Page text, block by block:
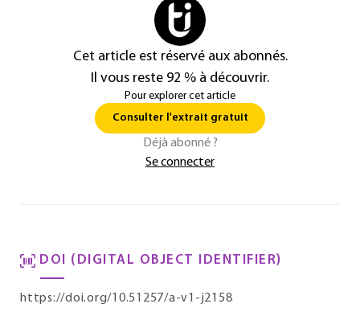
Cet article est réservé aux abonnés.
Il vous reste 92 % à découvrir.
Pour explorer cet article
Consulter l'extrait gratuit
Déjà abonné ?
Se connecter
DOI (DIGITAL OBJECT IDENTIFIER)
https://doi.org/10.51257/a-v1-j2158